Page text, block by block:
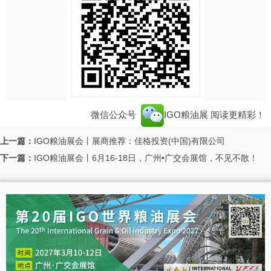
微信公众号 IGO粮油展 阅读更精彩！
上一篇： IGO粮油展会丨展商推荐：佳格投资(中国)有限公司
下一篇： IGO粮油展会丨6月16-18日，广州•广交会展馆，不见不散！